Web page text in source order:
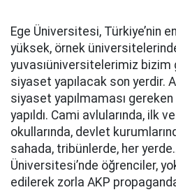
Ege Üniversitesi, Türkiye’nin
yüksek, örnek
yuvasıüniversitelerimiz bizim
siyaset yapılacak son yerdir.
siyaset yapılmaması
yapıldı. Cami avlularında, ilk
okullarında, devlet
sahada, tribünlerde, her
Üniversitesi’nde öğrenciler,
edilerek zorla AKP